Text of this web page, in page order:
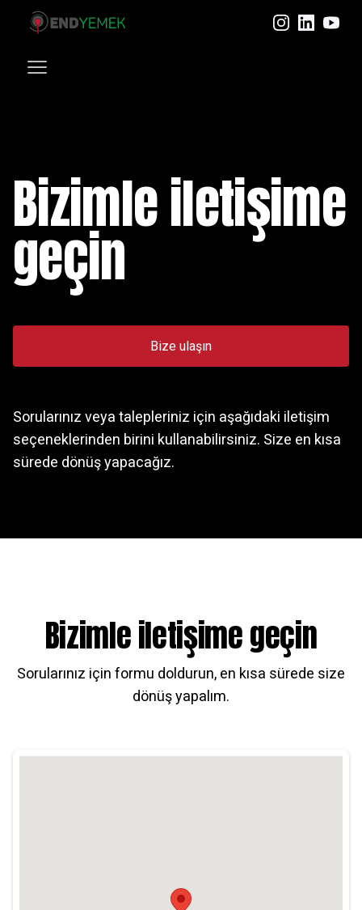
Instagram
LinkedIn
Bizimle iletişime
geçin
Bize ulaşın
Sorularınız veya talepleriniz için aşağıdaki iletişim
seçeneklerinden birini kullanabilirsiniz. Size en kısa
sürede dönüş yapacağız.
Bizimle iletişime geçin
Sorularınız için formu doldurun, en kısa sürede size
dönüş yapalım.